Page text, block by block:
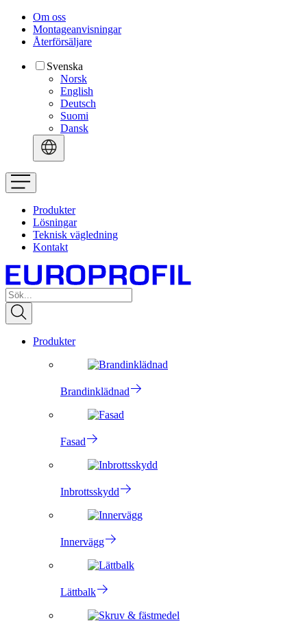
Om oss
Montageanvisningar
Återförsäljare
Svenska
Norsk
English
Deutsch
Suomi
Dansk
Produkter
Lösningar
Teknisk vägledning
Kontakt
Produkter
Brandinklädnad
Fasad
Inbrottsskydd
Innervägg
Lättbalk